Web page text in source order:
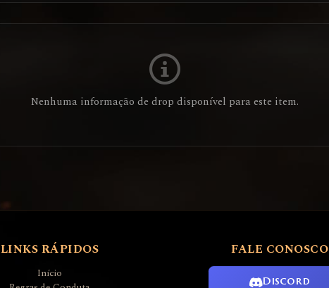
Nenhuma informação de drop disponível para este item.
LINKS RÁPIDOS
Início
FALE CONOSCO
Discord